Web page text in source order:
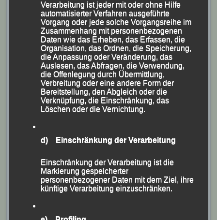
Trotz der zum Teil sehr großen Teilnehmerfelder
brachten die LG-Organisatoren das zur Tradition
gewordene “Mc Donald`s-Meeting” mit ihrem
jungen engagierten 50köpfigen Kampfrichter- und
Helferteam reibungslos und fast zeitplangerecht über
die Bühne.
Der Großteil des 50köpfigen LG-Kampfrichter- und
Dienst der Schüler- und Jugendarbeit stellten.
die Verantwortlichen der LG Passau zudem die
niedrigen Startgebühren aus den Vorjahren auch heuer
beibehalten; jedem Teilnehmer wieder eine
Erinnerungsmedaille, den Erstplatzierten ein kleines
Verarbeitung ist jeder mit oder ohne Hilfe
automatisierter Verfahren ausgeführte
Vorgang oder jede solche Vorgangsreihe im
Zusammenhang mit personenbezogenen
Daten wie das Erheben, das Erfassen, die
Organisation, das Ordnen, die Speicherung,
die Anpassung oder Veränderung, das
Auslesen, das Abfragen, die Verwendung,
die Offenlegung durch Übermittlung,
Verbreitung oder eine andere Form der
Bereitstellung, den Abgleich oder die
Verknüpfung, die Einschränkung, das
Löschen oder die Vernichtung.
d) Einschränkung der Verarbeitung
Einschränkung der Verarbeitung ist die
Markierung gespeicherter
personenbezogener Daten mit dem Ziel, ihre
künftige Verarbeitung einzuschränken.